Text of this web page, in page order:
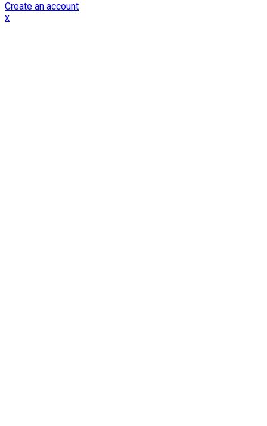
Create an account
x